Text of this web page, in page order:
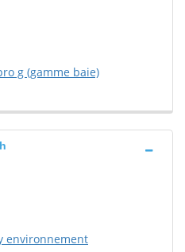
g (gamme baie)
environnement